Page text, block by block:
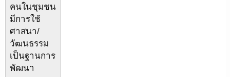
คนในชุมชน
มีการใช้
ศาสนา/
วัฒนธรรม
เป็นฐานการ
พัฒนา